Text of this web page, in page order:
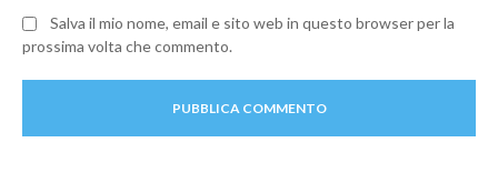
Salva il mio nome, email e sito web in questo browser per la
prossima volta che commento.